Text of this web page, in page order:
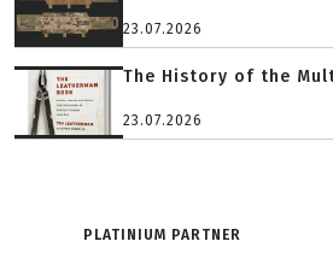
23.07.2026
The History of the
23.07.2026
PLATINIUM PARTNER